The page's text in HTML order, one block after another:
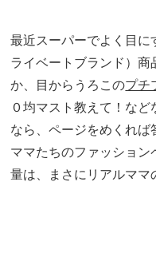
最近スーパーでよく目
ライベートブランド）商
か、目からうろこのプチ
０均マスト教えて！など
なら、ページをめくれば
ママたちのファッション
量は、まさにリアルママ